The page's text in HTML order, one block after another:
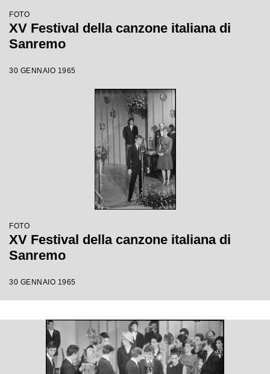
FOTO
XV Festival della canzone italiana di
Sanremo
30 GENNAIO 1965
FOTO
XV Festival della canzone italiana di
Sanremo
30 GENNAIO 1965